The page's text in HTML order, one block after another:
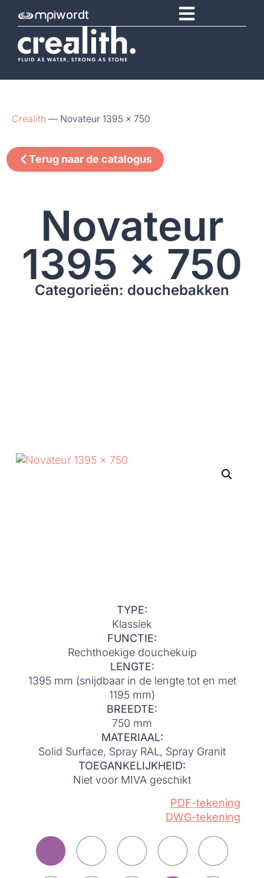
wordt
Crealith — Novateur 1395 x 750
Terug naar de catalogus
Novateur
1395 x 750
Categorieën: douchebakken
TYPE:
Klassiek
FUNCTIE:
Rechthoekige douchekuip
LENGTE:
1395 mm (snijdbaar in de lengte tot en met
1195 mm)
BREEDTE:
750 mm
MATERIAAL:
Solid Surface, Spray RAL, Spray Granit
TOEGANKELIJKHEID:
Niet voor MIVA geschikt
PDF-tekening
DWG-tekening